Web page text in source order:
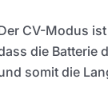
CV-Modus
die Batterie
somit die